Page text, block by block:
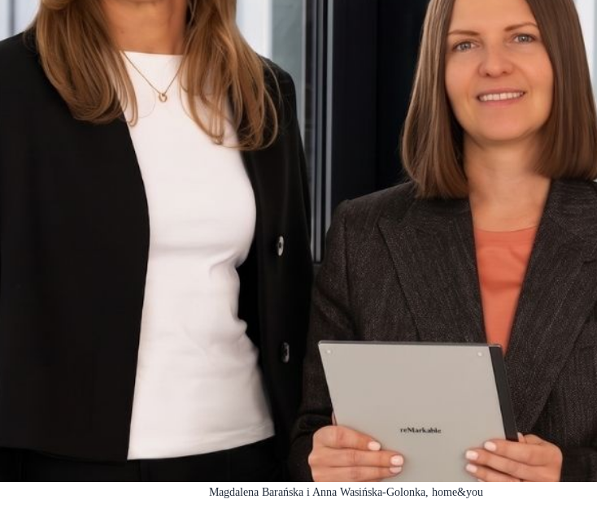
Magdalena Barańska i Anna Wasińska-Golonka, home&you